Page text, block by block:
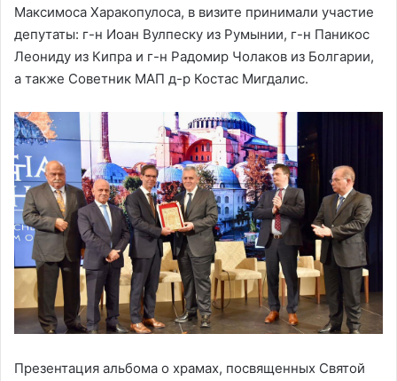
Максимоса Харакопулоса, в визите принимали участие
депутаты: г-н Иоан Вулпеску из Румынии, г-н Паникос
Леониду из Кипра и г-н Радомир Чолаков из Болгарии,
а также Советник МАП д-р Костас Мигдалис.
Презентация альбома о храмах, посвященных Святой